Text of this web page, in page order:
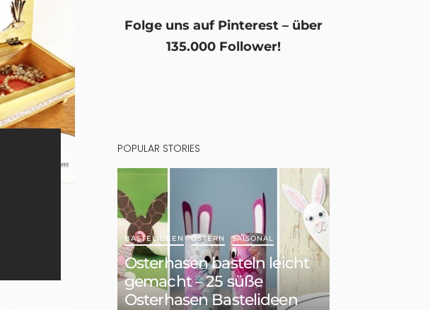
Folge uns auf Pinterest – über
135.000 Follower!
POPULAR STORIES
BASTELIDEEN OSTERN SAISONAL
Osterhasen basteln leicht
gemacht – 25 süße
Osterhasen Bastelideen